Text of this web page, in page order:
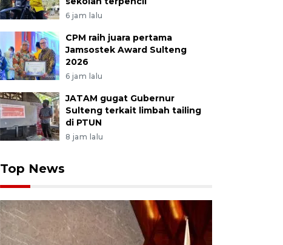
6 jam lalu
CPM raih juara pertama
Jamsostek Award Sulteng
2026
6 jam lalu
JATAM gugat Gubernur
Sulteng terkait limbah tailing
di PTUN
8 jam lalu
Top News